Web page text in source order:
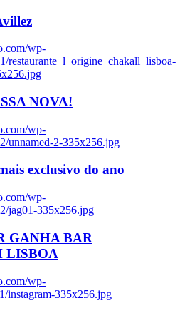
wp-
restaurante_l_origine_chakall_lisboa-
NOVA!
wp-
unnamed-2-335x256.jpg
exclusivo do ano
wp-
jag01-335x256.jpg
GANHA BAR
LISBOA
wp-
instagram-335x256.jpg